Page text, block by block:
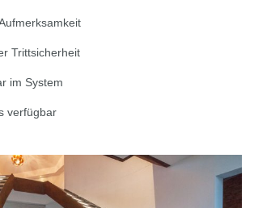
Trittsicherheit
im System
verfügbar